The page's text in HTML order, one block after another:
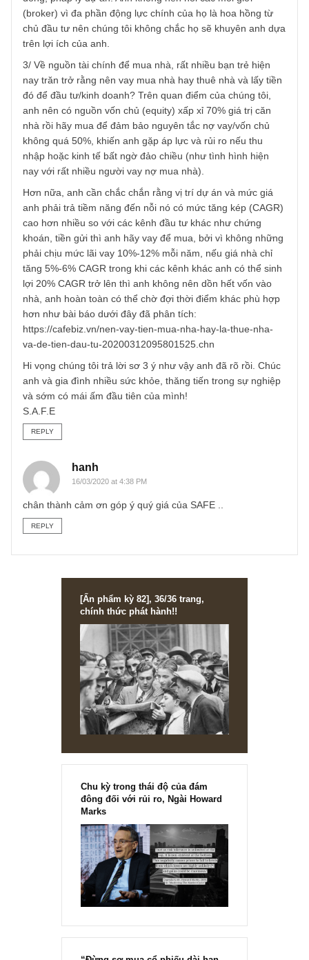
2/ Về việc tham khảo ý kiến, anh nên hỏi một số người
bạn/người thân trong gia đình (nếu có) chuyên về đầu tư
BĐS, chúng tôi tin họ sẽ cho anh rất nhiều lời khuyên hữu
ích cụ thể về dự án, quy trình thủ tục và chủ đầu tư dự án
đó, vì ở đây public anh không chia sẻ được cho chúng tôi
nên chúng tôi cũng không khuyên anh cụ thể được. Trong
trường hợp anh không có người thân am hiểu, anh nên
một vài luật sư chuyên về BĐS cùng một số cơ quan Sở
nguyên tại khu vực để tham khảo ý kiến của họ về hợp
đồng, pháp lý dự án. Anh không nên hỏi các môi giới
chủ đầu tư nên chúng tôi không chắc họ sẽ khuyên anh
trên lợi ích của anh.
3/ Về nguồn tài chính để mua nhà, rất nhiều bạn trẻ hiện
nay trăn trở rằng nên vay mua nhà hay thuê nhà và lấy
đó để đầu tư/kinh doanh? Trên quan điểm của chúng tôi,
anh nên có nguồn vốn chủ (equity) xấp xỉ 70% giá trị căn
nhà rồi hãy mua để đảm bảo nguyên tắc nợ vay/vốn chủ
không quá 50%, khiến anh gặp áp lực và rủi ro nếu thu
nhập hoặc kinh tế bất ngờ đảo chiều (như tình hình hiện
Hơn nữa, anh cần chắc chắn rằng vị trí dự án và mức giá
anh phải trả tiềm năng đến nỗi nó có mức tăng kép
cao hơn nhiều so với các kênh đầu tư khác như chứng
khoán, tiền gửi thì anh hãy vay để mua, bởi vì không
tăng 5%-6% CAGR trong khi các kênh khác anh có thể
lợi 20% CAGR trở lên thì anh không nên dồn hết vốn vào
nhà, anh hoàn toàn có thể chờ đợi thời điểm khác phù
hơn như bài báo dưới đây đã phân tích:
https://cafebiz.vn/nen-vay-tien-mua-nha-hay-la-thue-nha-
anh và gia đình nhiều sức khỏe, thăng tiến trong sự
và sớm có mái ấm đầu tiên của mình!
hanh
16/03/2020 at 4:38 PM
chân thành cảm ơn góp ý quý giá của SAFE ..
[Ấn phẩm kỳ 82], 36/36 trang,
chính thức phát hành!!